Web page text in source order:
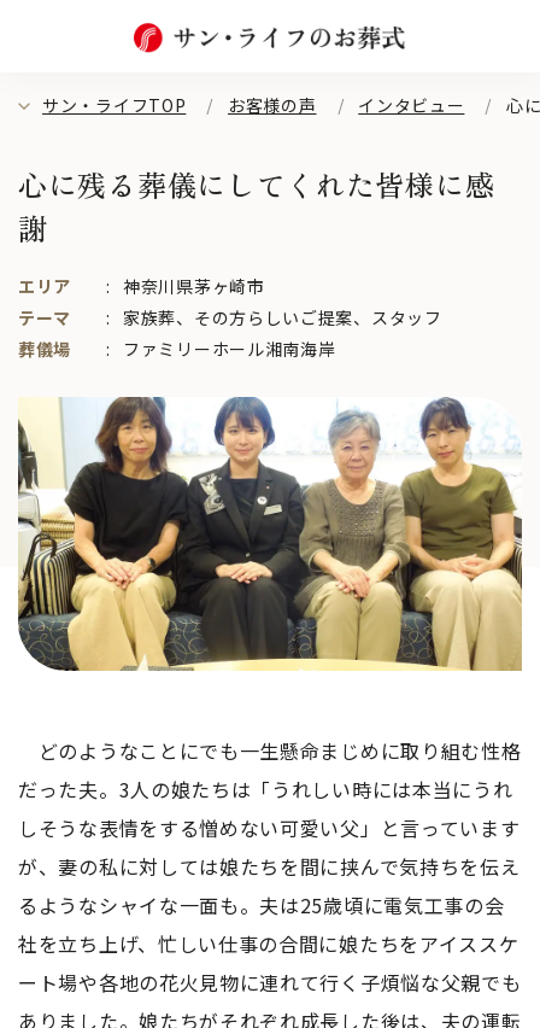
サン・ライフTOP お客様の声 インタビュー 心
心に残る葬儀にしてくれた皆様に感
謝
エリア
神奈川県茅ヶ崎市
テーマ
家族葬、 その方らしいご提案、 スタッフ
葬儀場
ファミリーホール湘南海岸
どのようなことにでも一生懸命まじめに取り組む性格
だった夫。3人の娘たちは「うれしい時には本当にうれ
しそうな表情をする憎めない可愛い父」と言っています
が、妻の私に対しては娘たちを間に挟んで気持ちを伝え
るようなシャイな一面も。夫は25歳頃に電気工事の会
社を立ち上げ、忙しい仕事の合間に娘たちをアイススケ
ート場や各地の花火見物に連れて行く子煩悩な父親でも
ありました。娘たちがそれぞれ成長した後は、夫の運転